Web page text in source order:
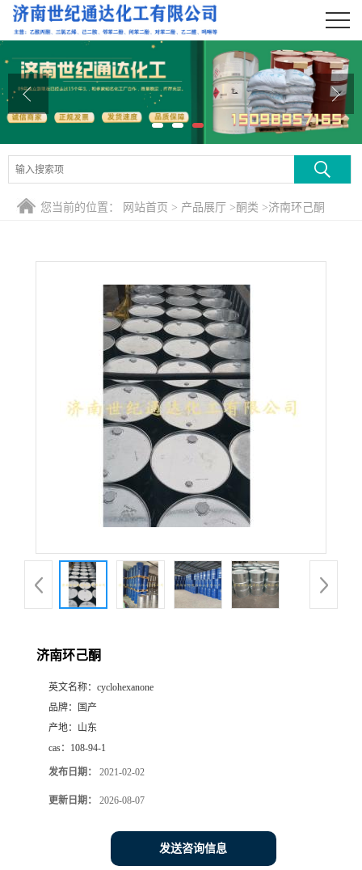
公司首页
公司介绍
产品展厅
证书荣誉
您当前的位置： 网站首页 > 产品展厅 >酮类 >济南环己酮
济南环己酮
英文名称： cyclohexanone
品牌：
国产
产地： 山东
cas： 108-94-1
发布日期： 2021-02-02
更新日期： 2026-08-07
发送咨询信息